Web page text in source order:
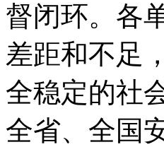
督闭环。各
差距和不足
全稳定的社
全省、全国